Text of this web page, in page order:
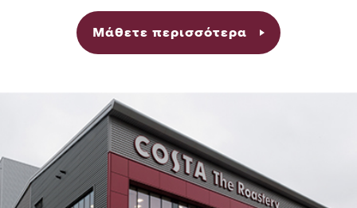
Μάθετε περισσότερα